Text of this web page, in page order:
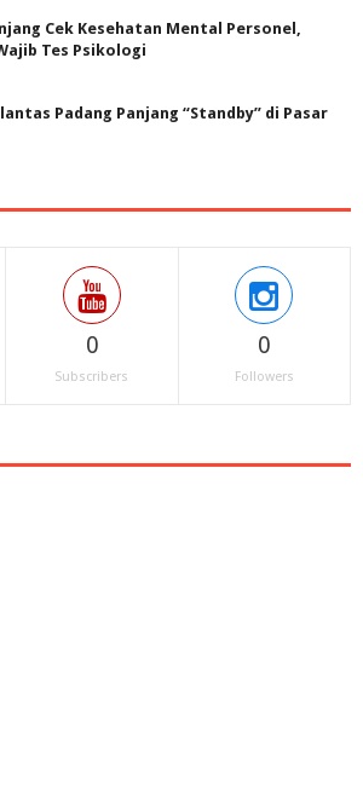
Cek Kesehatan Mental Personel,
Tes Psikologi
Padang Panjang “Standby” di Pasar
0
Subscribers
0
Followers